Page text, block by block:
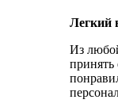
Легкий
Из
принять